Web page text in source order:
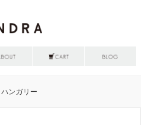
ハンガリー